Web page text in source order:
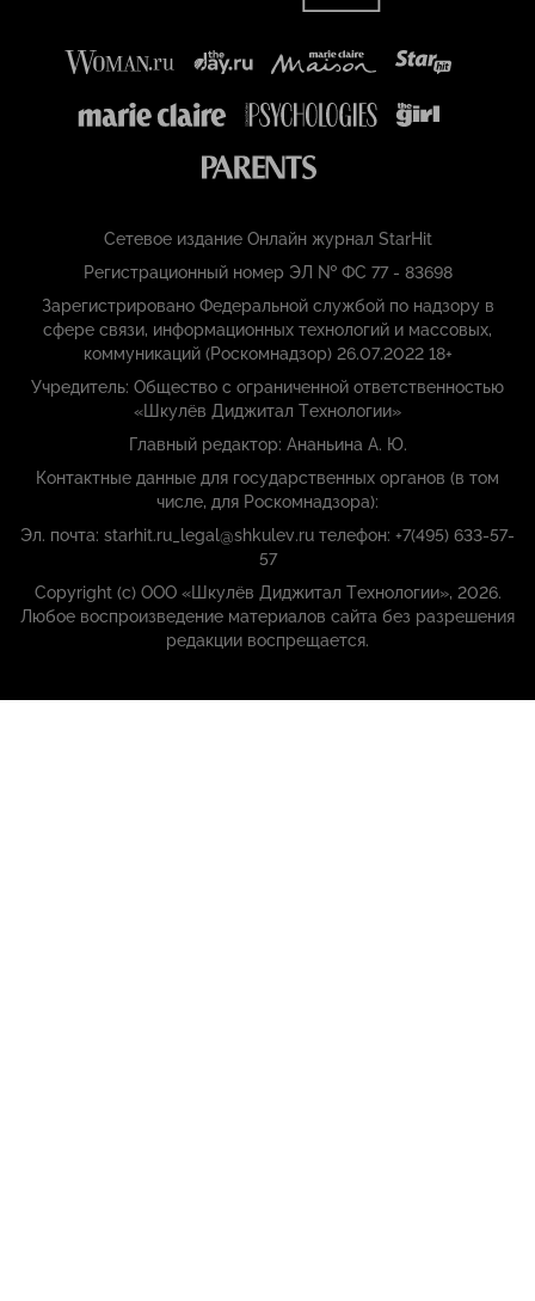
Сетевое издание Онлайн журнал StarHit
Регистрационный номер ЭЛ № ФС 77 - 83698
Зарегистрировано Федеральной службой по надзору в
сфере связи, информационных технологий и массовых,
коммуникаций (Роскомнадзор) 26.07.2022 18+
Учредитель: Общество с ограниченной ответственностью
«Шкулёв Диджитал Технологии»
Главный редактор: Ананьина А. Ю.
Контактные данные для государственных органов (в том
числе, для Роскомнадзора):
Эл. почта: starhit.ru_legal@shkulev.ru телефон: +7(495) 633-57-
57
Copyright (с) ООО «Шкулёв Диджитал Технологии», 2026.
Любое воспроизведение материалов сайта без разрешения
редакции воспрещается.